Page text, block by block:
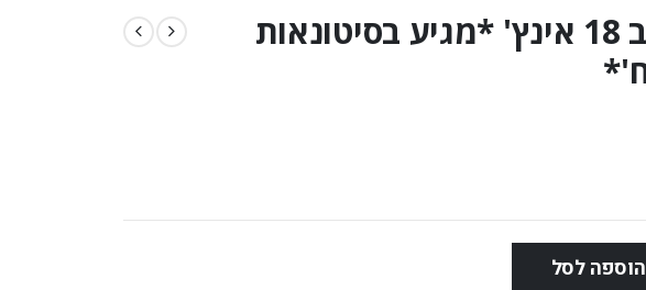
מיילר כוכב זהב 18 אינץ' *מגיע בסיטונאות
הוספה לסל